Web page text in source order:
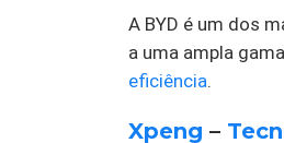
A BYD é um dos
a uma ampla
eficiência.
Xpeng –